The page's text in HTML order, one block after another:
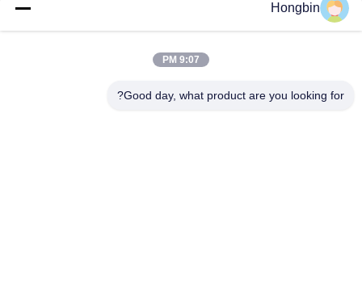
Hongbin
9:07 PM
Good day, what product are you looking for?